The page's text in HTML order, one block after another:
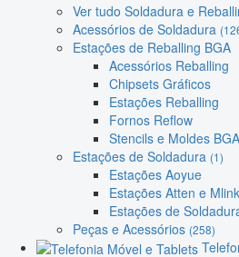
Ver tudo Soldadura e
Acessórios de Soldadura
Estações de Reballing BGA
Acessórios Reballing
Chipsets Gráficos
Estações Reballing
Fornos Reflow
Stencils e Moldes BGA
Estações de Soldadura (1)
Estações Aoyue
Estações Atten e Mlink
Estações de
Peças e Acessórios (258)